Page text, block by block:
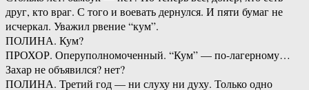
друг, кто враг. С того и воевать дернулся. И пяти бумаг не
исчеркал. Уважил рвение “кум”.
ПОЛИНА. Кум?
ПРОХОР. Оперуполномоченный. “Кум” — по-лагерному…
Захар не объявился? нет?
ПОЛИНА. Третий год — ни слуху ни духу. Только одно